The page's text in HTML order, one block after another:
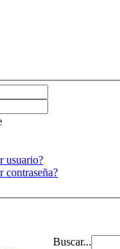
usuario?
contraseña?
Buscar...